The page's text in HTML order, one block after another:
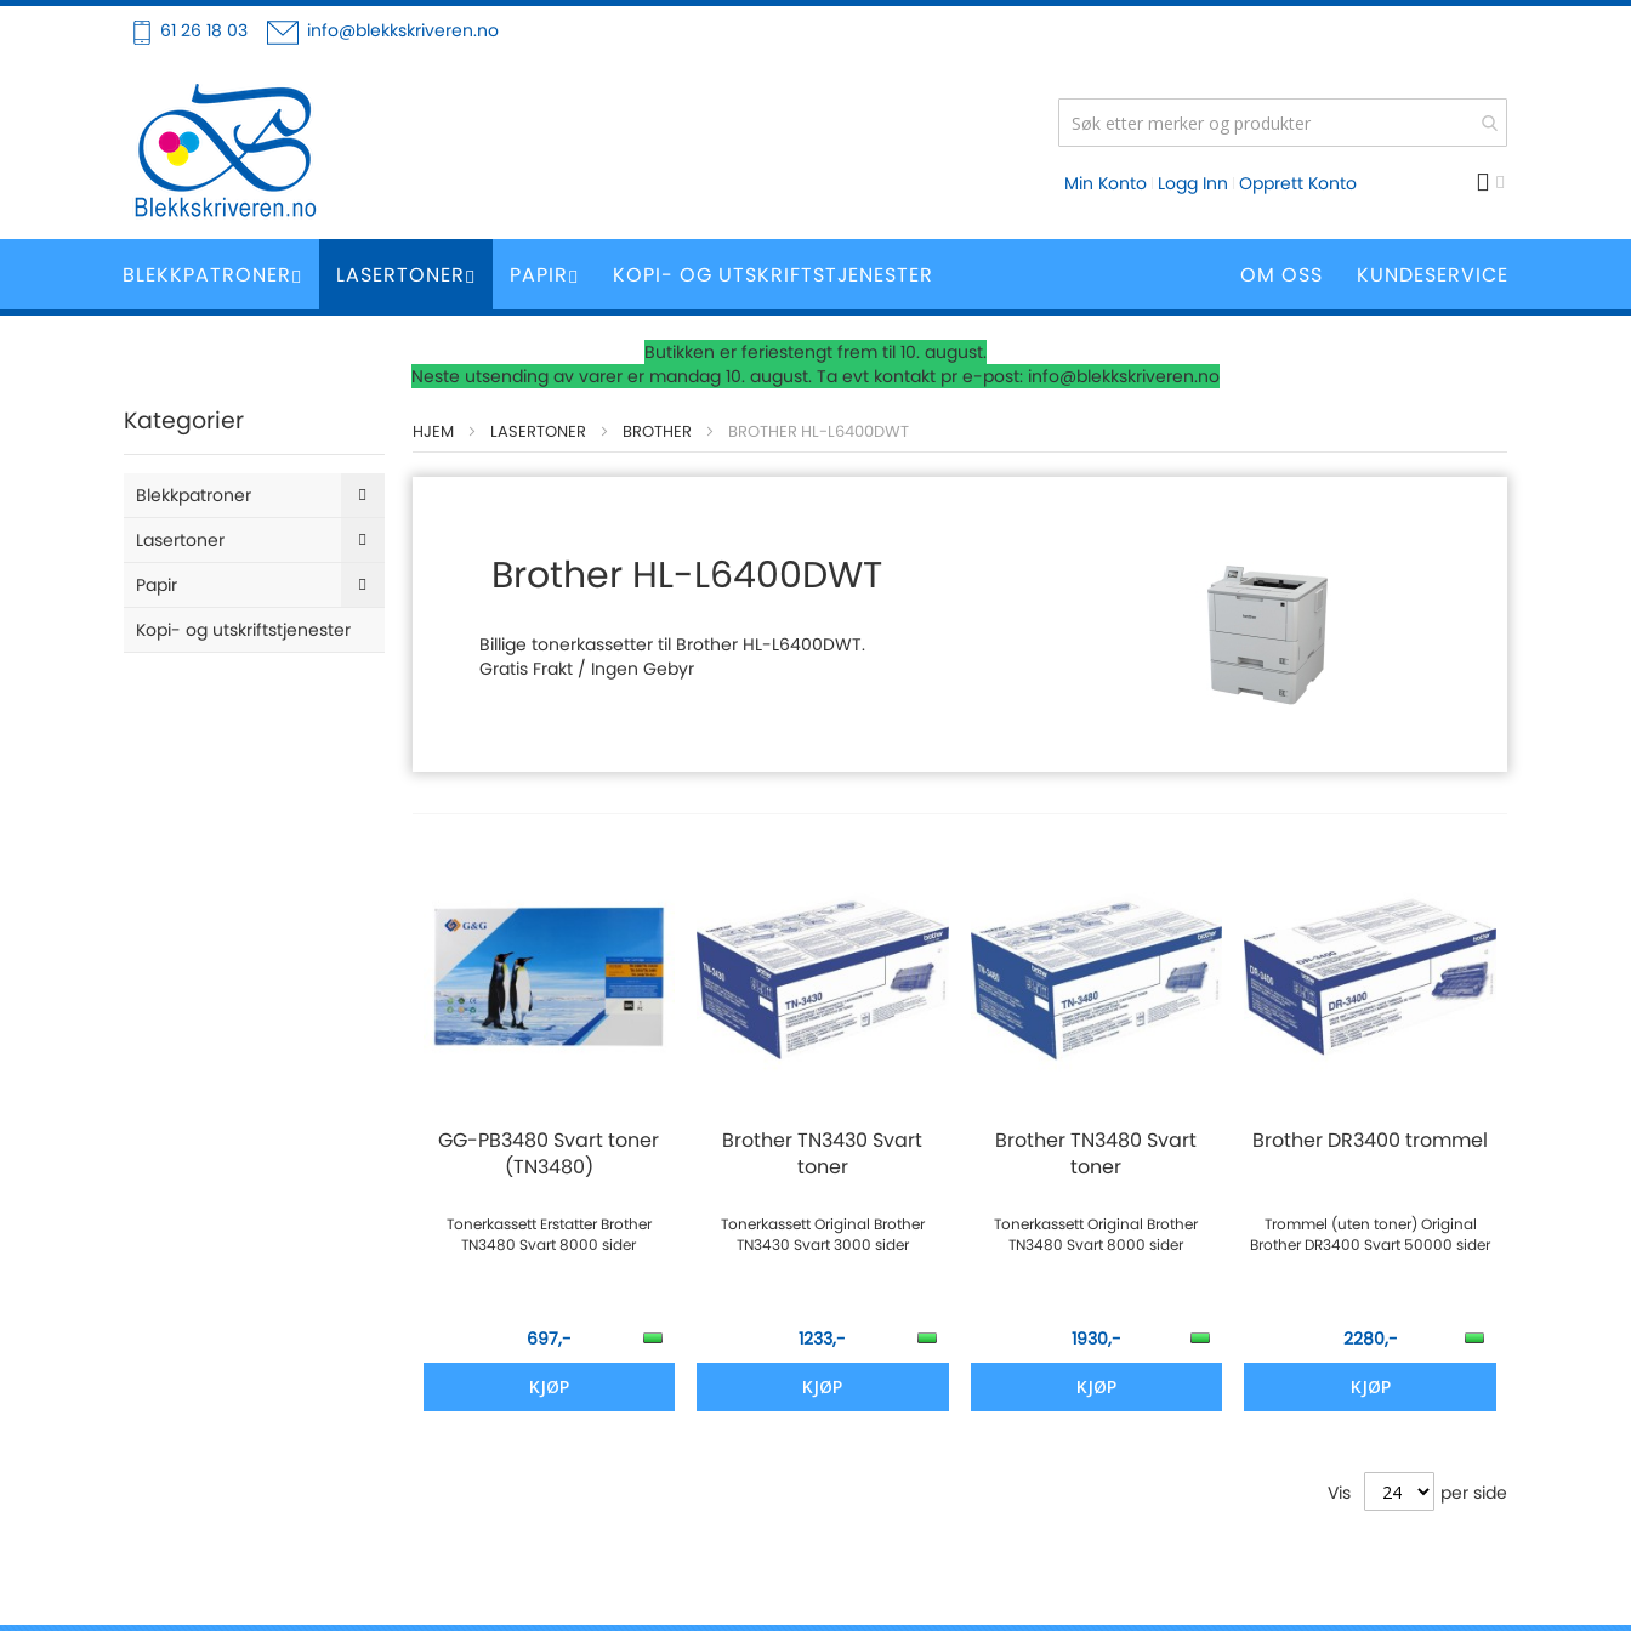
Hoppe
innhold
61 26 18 03 info@blekkskriveren.no
Min Konto Logg Inn Opprett Konto
BLEKKPATRONER LASERTONER PAPIR KOPI- OG UTSKRIFTSTJENESTER KUNDESERVICE
OM OSS
Butikken er feriestengt frem til 10. august.
Neste utsending av varer er mandag 10. august. Ta evt kontakt pr e-post: info@blekkskriveren.no
HJEM LASERTONER BROTHER BROTHER HL-L6400DWT
Brother HL-L6400DWT
Billige tonerkassetter til Brother HL-L6400DWT.
Gratis Frakt / Ingen Gebyr
GG-PB3480 Svart toner
(TN3480)
Tonerkassett Erstatter Brother
TN3480 Svart 8000 sider
697,-
KJØP
Brother TN3430 Svart
toner
Tonerkassett Original Brother
TN3430 Svart 3000 sider
1233,-
KJØP
Brother TN3480 Svart
toner
Tonerkassett Original Brother
TN3480 Svart 8000 sider
1930,-
KJØP
Brother DR3400 trommel
Trommel (uten toner) Original
Brother DR3400 Svart 50000 sider
2280,-
KJØP
Vis per side
Kategorier
Blekkpatroner
Lasertoner
Papir
Kopi- og utskriftstjenester